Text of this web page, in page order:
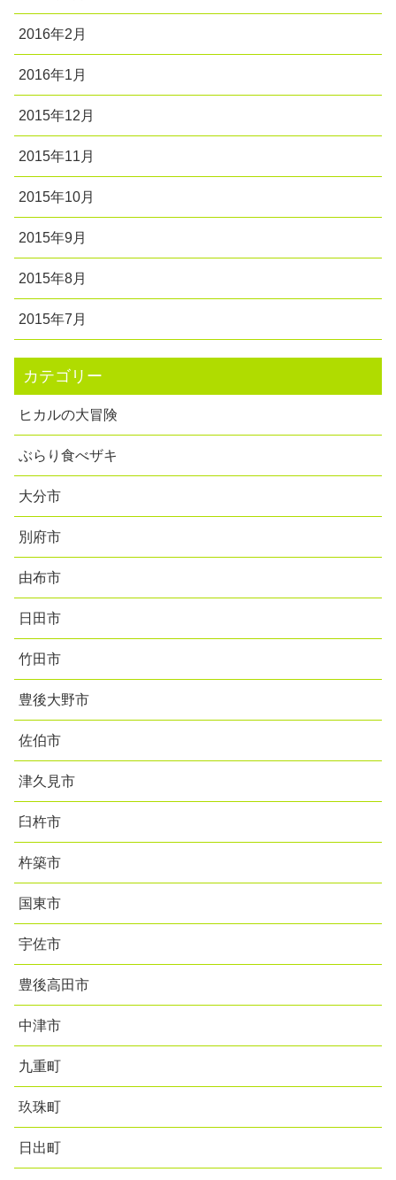
2016年2月
2016年1月
2015年12月
2015年11月
2015年10月
2015年9月
2015年8月
2015年7月
カテゴリー
ヒカルの大冒険
ぶらり食べザキ
大分市
別府市
由布市
日田市
竹田市
豊後大野市
佐伯市
津久見市
臼杵市
杵築市
国東市
宇佐市
豊後高田市
中津市
九重町
玖珠町
日出町